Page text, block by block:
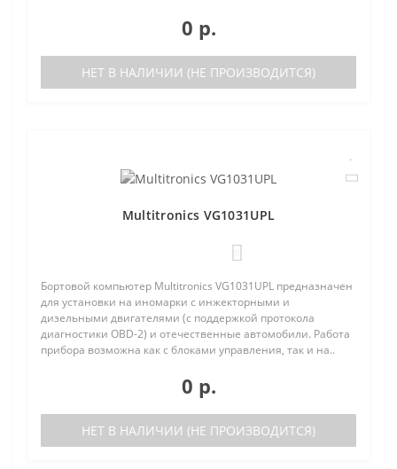
0 р.
НЕТ В НАЛИЧИИ (НЕ ПРОИЗВОДИТСЯ)
Multitronics VG1031UPL
Бортовой компьютер Multitronics VG1031UPL предназначен
для установки на иномарки с инжекторными и
дизельными двигателями (с поддержкой протокола
диагностики OBD-2) и отечественные автомобили. Работа
прибора возможна как с блоками управления, так и на..
0 р.
НЕТ В НАЛИЧИИ (НЕ ПРОИЗВОДИТСЯ)